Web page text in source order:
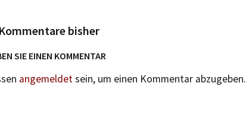
bisher
SIE EINEN KOMMENTAR
angemeldetsein, um einen Kommentar abzugeben.